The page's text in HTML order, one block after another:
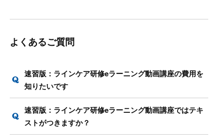
よくあるご質問
速習版：ラインケア研修eラーニング動画講座の費用を
知りたいです
速習版：ラインケア研修eラーニング動画講座ではテキ
ストがつきますか？